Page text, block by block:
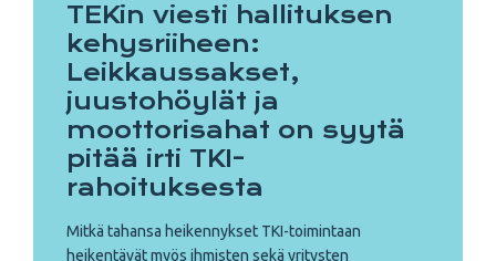
TEKin viesti hallituksen
kehysriiheen:
Leikkaussakset,
juustohöylät ja
moottorisahat on syytä
pitää irti TKI-
rahoituksesta
Mitkä tahansa heikennykset TKI-toimintaan
heikentävät myös ihmisten sekä yritysten